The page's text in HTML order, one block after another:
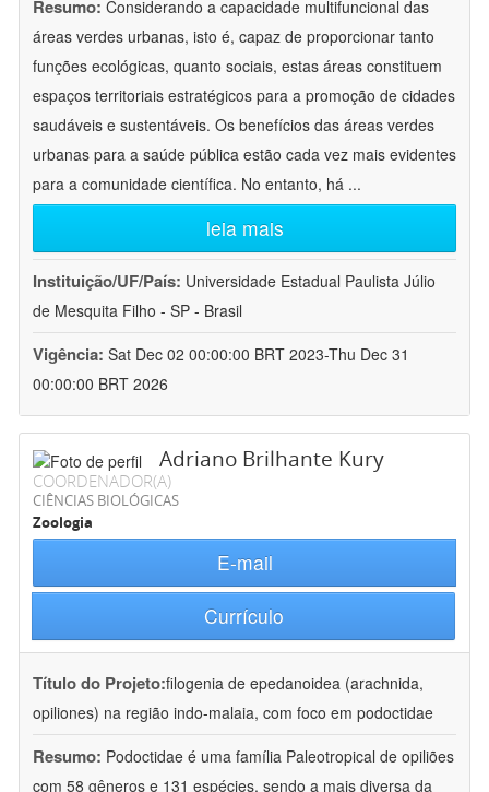
Resumo: Considerando a capacidade multifuncional das
áreas verdes urbanas, isto é, capaz de proporcionar tanto
funções ecológicas, quanto sociais, estas áreas constituem
espaços territoriais estratégicos para a promoção de cidades
saudáveis e sustentáveis. Os benefícios das áreas verdes
urbanas para a saúde pública estão cada vez mais evidentes
para a comunidade científica. No entanto, há ...
leia mais
Instituição/UF/País: Universidade Estadual Paulista Júlio
de Mesquita Filho - SP - Brasil
Vigência: Sat Dec 02 00:00:00 BRT 2023-Thu Dec 31
00:00:00 BRT 2026
Adriano Brilhante Kury
COORDENADOR(A)
CIÊNCIAS BIOLÓGICAS
Zoologia
E-mail
Currículo
Título do Projeto:filogenia de epedanoidea (arachnida,
opiliones) na região indo-malaia, com foco em podoctidae
Resumo: Podoctidae é uma família Paleotropical de opiliões
com 58 gêneros e 131 espécies, sendo a mais diversa da